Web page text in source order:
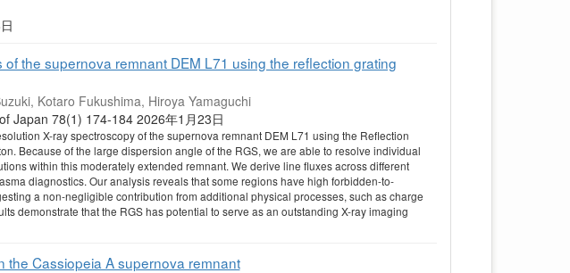
the supernova remnant DEM L71 using the reflection grating
Kotaro Fukushima, Hiroya Yamaguchi
Japan 78(1) 174-184 2026年1月23日
X-ray spectroscopy of the supernova remnant DEM L71 using the Reflection
Because of the large dispersion angle of the RGS, we are able to resolve individual
within this moderately extended remnant. We derive line fluxes across different
diagnostics. Our analysis reveals that some regions have high forbidden-to-
a non-negligible contribution from additional physical processes, such as charge
demonstrate that the RGS has potential to serve as an outstanding X-ray imaging
the Cassiopeia A supernova remnant